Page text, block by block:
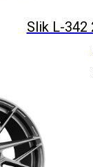
Slik L-342